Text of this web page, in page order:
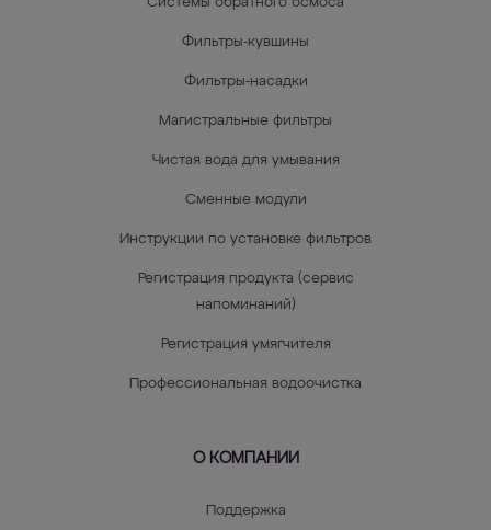
Фильтры-кувшины
Фильтры-насадки
Магистральные фильтры
Чистая вода для умывания
Сменные модули
Инструкции по установке фильтров
Регистрация продукта (сервис
напоминаний)
Регистрация умягчителя
Профессиональная водоочистка
О КОМПАНИИ
Поддержка